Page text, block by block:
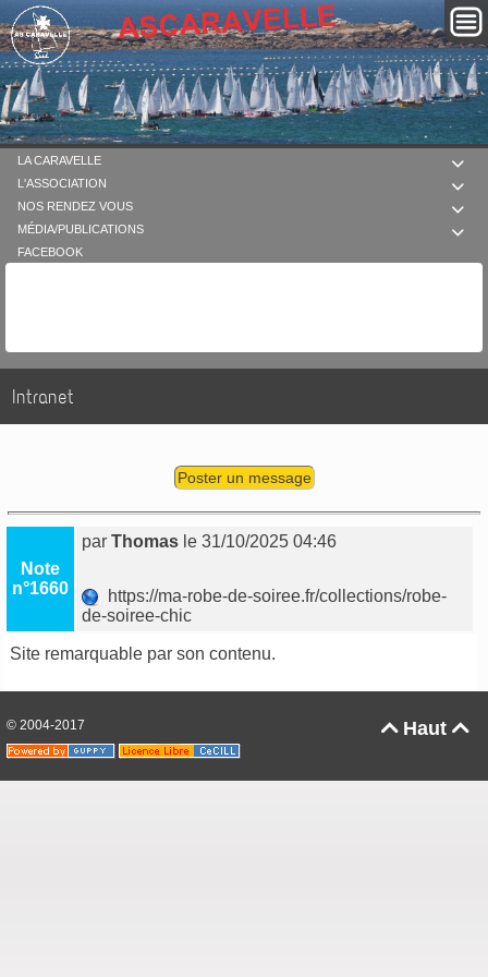

LA CARAVELLE

L'ASSOCIATION

NOS RENDEZ VOUS

MÉDIA/PUBLICATIONS
FACEBOOK
Intranet
Poster un message
Note
n°1660
parThomas le 31/10/2025 04:46
https://ma-robe-de-soiree.fr/collections/robe-
de-soiree-chic
Site remarquable par son contenu.
Haut 
© 2004-2017